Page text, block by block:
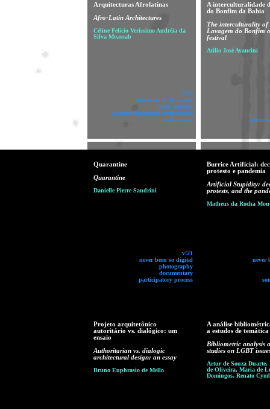
Arquitecturas Afrolatinas
Afro-Latin Architectures
Céline Felício Veríssimo Andréia da
Silva Moassab
v!23
references of the south
latin america
counter-hegemonic architecture
audiovisual
A interculturalidade
do Bonfim da Bahia
The interculturality of
Lavagem do Bonfim
festival
Atílio José Avancini
Quarantine
Quarantine
Danielle Pierre Sandrini
v!21
never been so digital
photography
documentary
participatory process
Burrice Artificial:
protesto e pandemia
Artificial Stupidity:
protests, and the
Matheus da Rocha
never
Projeto arquitetônico
autoritário vs. dialógico: um
ensaio
Authoritarian vs. dialogic
architectural design: an essay
Bruno Euphrasio de Mello
A análise
a estudos de
Bibliometric analysis
studies on LGBT
Artur de Souza Duarte,
de Oliveira, Maria de
Domingos, Renato